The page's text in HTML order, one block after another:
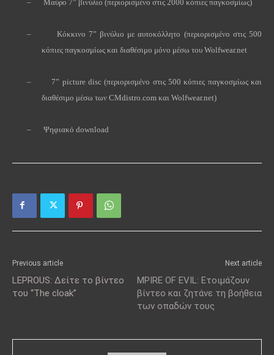
– Μαύρο 7” βινύλιο (περιορισμένο στις 2000 κόπιες παγκοσμίως)
–
Κόκκινο 7” βινύλιο με αυτοκόλλητο (περιορισμένο στις 500
κόπιες παγκοσμίως και διαθέσιμο μόνο μέσω του Wolfwear.net
– 7” picture disc (περιορισμένο στις 500 κόπιες παγκοσμίως και
διαθέσιμο μέσω των CMdistro com και Wolfwear.net)
– Ψηφιακό download
Previous article
LEPROUS: Δείτε το βίντεο
του “The cloak”
Next article
MPIRE OF EVIL: Ετοιμάζουν
βίντεο και ζητάνε τη βοήθεια
των οπαδών τους